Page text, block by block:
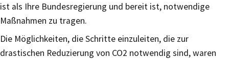
ist als Ihre Bundesregierung und bereit ist, notwendige
Maßnahmen zu tragen.
Die Möglichkeiten, die Schritte einzuleiten, die zur
drastischen Reduzierung von CO2 notwendig sind, waren